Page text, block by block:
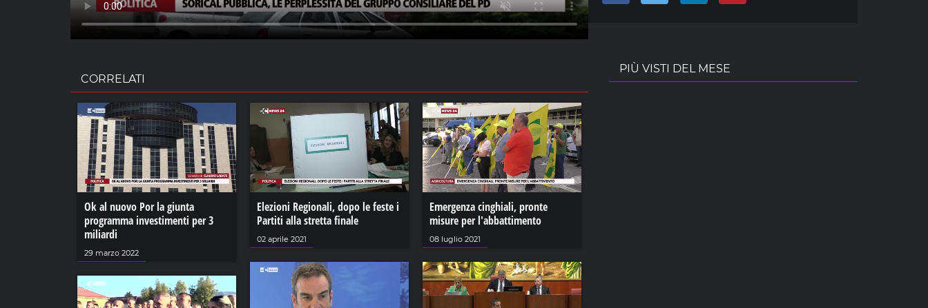
CORRELATI
Ok al nuovo Por la giunta
programma investimenti per 3
miliardi
29 marzo 2022
Elezioni Regionali, dopo le feste i
Partiti alla stretta finale
02 aprile 2021
Emergenza cinghiali, pronte
misure per l'abbattimento
08 luglio 2021
PIÙ VISTI DEL MESE